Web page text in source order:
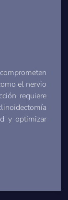
el nervio
requiere
y optimizar